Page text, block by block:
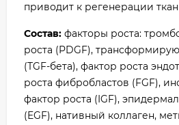
приводит к регенерации
Состав: факторы роста:
роста (PDGF),
(TGF-бета), фактор роста
роста фибробластов (FGF),
фактор роста (IGF),
(EGF), нативный коллаген,